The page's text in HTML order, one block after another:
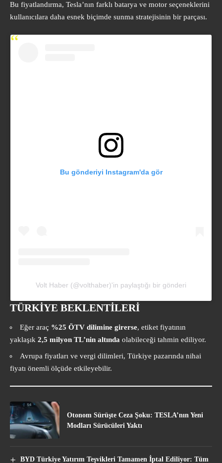
Bu fiyatlandırma, Tesla’nın farklı batarya ve motor seçeneklerini
kullanıcılara daha esnek biçimde sunma stratejisinin bir parçası.
Bu gönderiyi Instagram'da gör
Volt Haber (@volthaber)'in paylaştığı bir gönderi
TÜRKİYE BEKLENTİLERİ
Eğer araç %25 ÖTV dilimine girerse, etiket fiyatının
yaklaşık 2,5 milyon TL’nin altında olabileceği tahmin ediliyor.
Avrupa fiyatları ve vergi dilimleri, Türkiye pazarında nihai
fiyatı önemli ölçüde etkileyebilir.
Otonom Sürüşte Ceza Şoku: TESLA’nın Yeni
Modları Sürücüleri Yaktı
BYD Türkiye Yatırım Teşvikleri Tamamen İptal Ediliyor: Tüm